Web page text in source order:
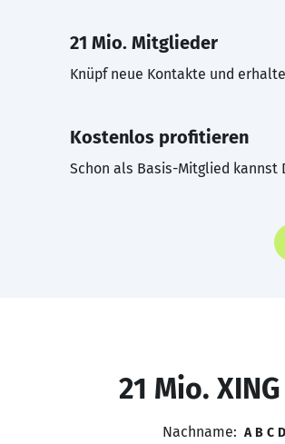
21 Mio. Mitglieder
Knüpf neue Kontakte und
Kostenlos profitieren
Schon als Basis-Mitglied kannst
21 Mio.
Nachname: A B C D